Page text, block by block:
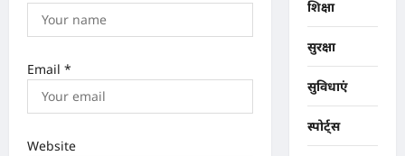
Email *
Website
शिक्षा
सुरक्षा
सुविधाएं
स्पोर्ट्स